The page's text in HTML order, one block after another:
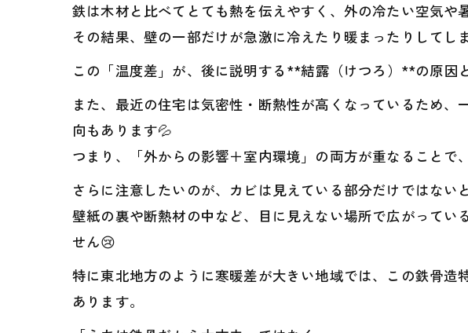
鉄は木材と比べてとても熱を伝えやすく、外の冷たい空気
その結果、壁の一部だけが急激に冷えたり暖まったりしてし
この「温度差」が、後に説明する**結露（けつろ）**の原因
また、最近の住宅は気密性・断熱性が高くなっているため
向もあります💦
つまり、「外からの影響＋室内環境」の両方が重なることで
さらに注意したいのが、カビは見えている部分だけではない
壁紙の裏や断熱材の中など、目に見えない場所で広がって
せん😢
特に東北地方のように寒暖差が大きい地域では、この鉄骨
あります。